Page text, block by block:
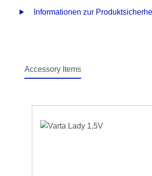
Informationen zur
Accessory Items